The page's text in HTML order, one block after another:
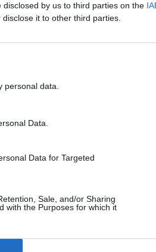
by us to third parties on the
it to other third parties.
personal data.
Data.
Data for Targeted
Sale, and/or Sharing
with the Purposes for which it
media σας.